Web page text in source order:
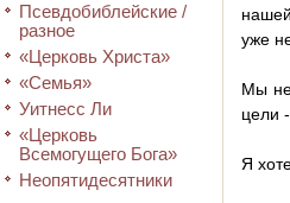
Псевдобиблейские /
разное
«Церковь Христа»
«Семья»
Уитнесс Ли
«Церковь
Всемогущего Бога»
Неопятидесятники
уже
Мы
цели
Я